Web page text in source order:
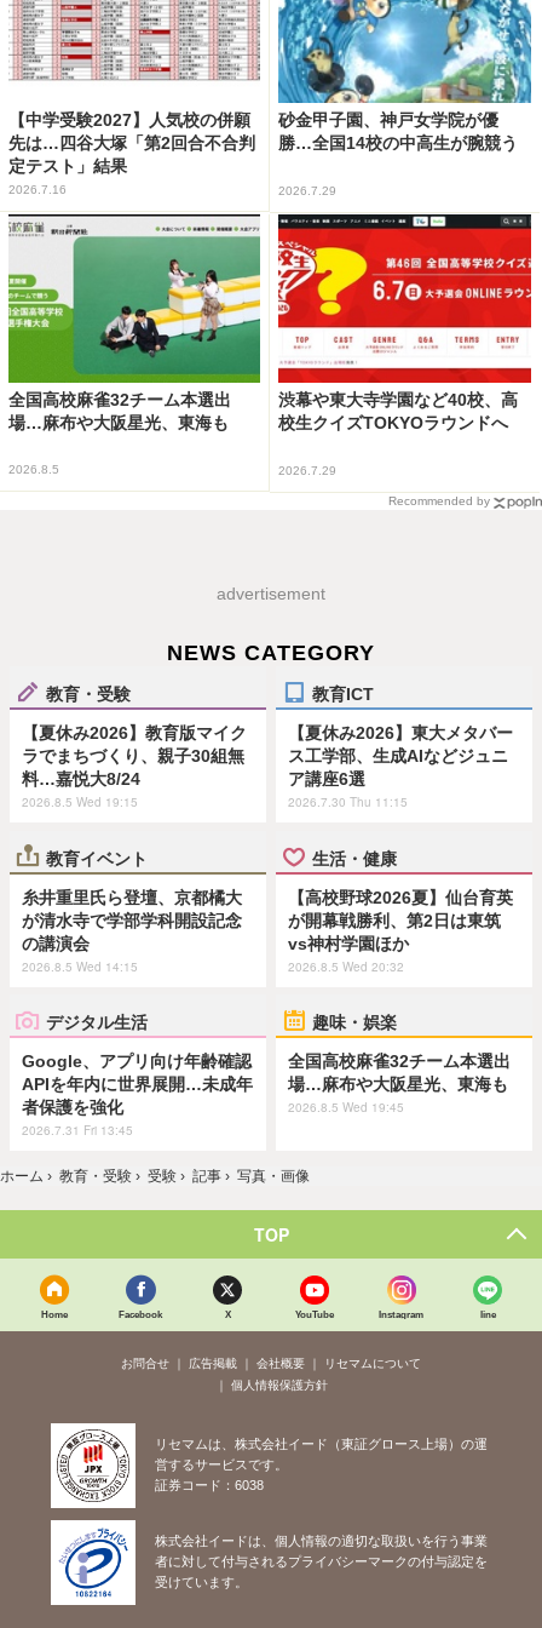
【中学受験2027】人気校の併願
先は…四谷大塚「第2回合不合判
定テスト」結果
2026.7.16
砂金甲子園、神戸女学院が優
勝…全国14校の中高生が腕競う
2026.7.29
全国高校麻雀32チーム本選出
場…麻布や大阪星光、東海も
2026.8.5
渋幕や東大寺学園など40校、高
校生クイズTOKYOラウンドへ
2026.7.29
Recommended by
advertisement
NEWS CATEGORY
教育・受験
【夏休み2026】教育版マイク
ラでまちづくり、親子30組無
料…嘉悦大8/24
2026.8.5 Wed 19:15
教育ICT
【夏休み2026】東大メタバー
ス工学部、生成AIなどジュニ
ア講座6選
2026.7.30 Thu 11:15
教育イベント
糸井重里氏ら登壇、京都橘大
が清水寺で学部学科開設記念
の講演会
2026.8.5 Wed 14:15
生活・健康
【高校野球2026夏】仙台育英
が開幕戦勝利、第2日は東筑
vs神村学園ほか
2026.8.5 Wed 20:32
デジタル生活
Google、アプリ向け年齢確認
APIを年内に世界展開…未成年
者保護を強化
2026.7.31 Fri 13:45
趣味・娯楽
全国高校麻雀32チーム本選出
場…麻布や大阪星光、東海も
2026.8.5 Wed 19:45
ホーム › 教育・受験 › 受験 › 記事 › 写真・画像
TOP
Home Facebook X YouTube Instagram line
お問合せ 広告掲載 会社概要
リセマムについて
個人情報保護方針
リセマムは、株式会社イード（東証グロース上場）の運
営するサービスです。
証券コード：6038
株式会社イードは、個人情報の適切な取扱いを行う事業
者に対して付与されるプライバシーマークの付与認定を
受けています。